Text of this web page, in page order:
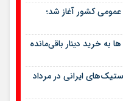
عمومی کشور آغاز شد؛
به خرید دینار باقی‌مانده
ایرانی در مرداد